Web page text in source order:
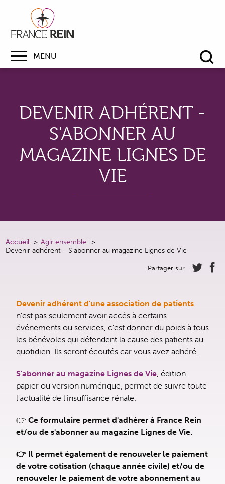
MENU
DEVENIR ADHÉRENT -
S'ABONNER AU
MAGAZINE LIGNES DE
VIE
Accueil
Agir ensemble
Devenir adhérent - S'abonner au magazine Lignes de Vie
Partager sur
Devenir adhérent d'une association de patients
n'est pas seulement avoir accès à certains
événements ou services, c'est donner du poids à tous
les bénévoles qui défendent la cause des patients au
quotidien. Ils seront écoutés car vous avez adhéré.
S'abonner au magazine Lignes de Vie, édition
papier ou version numérique, permet de suivre toute
l'actualité de l'insuffisance rénale.
👉 Ce formulaire permet d'adhérer à France Rein
et/ou de s'abonner au magazine Lignes de Vie.
👉 Il permet également de renouveler le paiement
de votre cotisation (chaque année civile) et/ou de
renouveler le paiement de votre abonnement au